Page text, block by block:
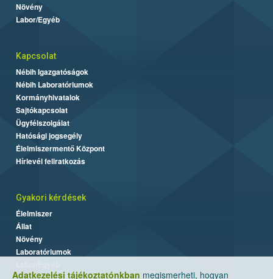
Adatkezelési tájékoztatónkban megismerheti, hogyan
Növény
Labor/Egyéb
Kapcsolat
Nébih Igazgatóságok
Nébih Laboratóriumok
Kormányhivatalok
Sajtókapcsolat
Ügyfélszolgálat
Hatósági jogsegély
Élelmiszermentő Központ
Hírlevél feliratkozás
Gyakori kérdések
Élelmiszer
Állat
Növény
Laboratóriumok